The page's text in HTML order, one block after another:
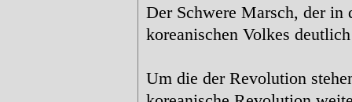
Der Schwere Marsch, der in
koreanischen Volkes
Um die der Revolution